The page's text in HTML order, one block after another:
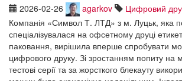
2026-02-26 agarkov Цифровий
Компанія «Символ Т. ЛТД» з м. Луцьк, яка
спеціалізувалася на офсетному друці
паковання, вирішила вперше спробувати
цифрового друку. Зі зростанням попиту на
тестові серії та за жорсткого блекауту